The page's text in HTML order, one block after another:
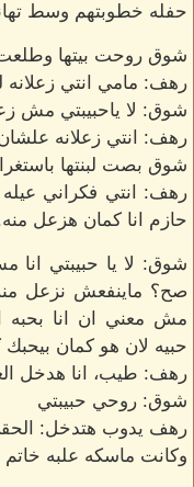
حفله خطوبتهم وسط
شوق روحت بيتها وطلعت
رهف: مامي انتي زعلانه
شوق: لا ياحبيبتي مش
رهف: انتي زعلانه
شوق بصت لبنتها
رهف: انتي فكراني
حازم انا كمان هزعل
شوق: لا يا حبيبتي انا
صح؟ ماينفعش نزعل
مش معني ان انا بحبه
حبيه لان هو كمان بيحبك
رهف: طيب، انا هدخل
شوق: روحي حبيبتي
رهف يدوب هتدخل:
وكانت ماسكه علبه